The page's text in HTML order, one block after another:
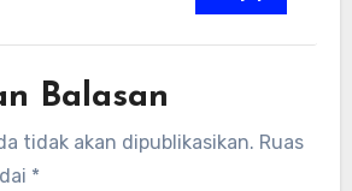
Balasan
tidak akan dipublikasikan. Ruas
*